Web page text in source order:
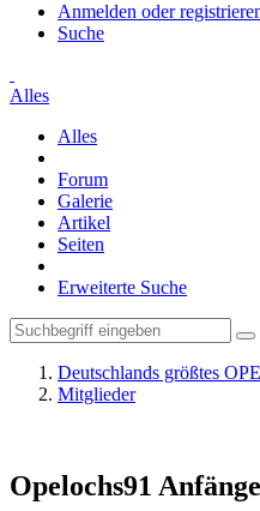
Anmelden oder
Suche
Alles
Alles
Forum
Galerie
Artikel
Seiten
Erweiterte Suche
Deutschlands größtes
Mitglieder
Opelochs91